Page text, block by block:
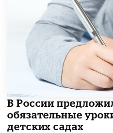
В России
обязательные
детских садах